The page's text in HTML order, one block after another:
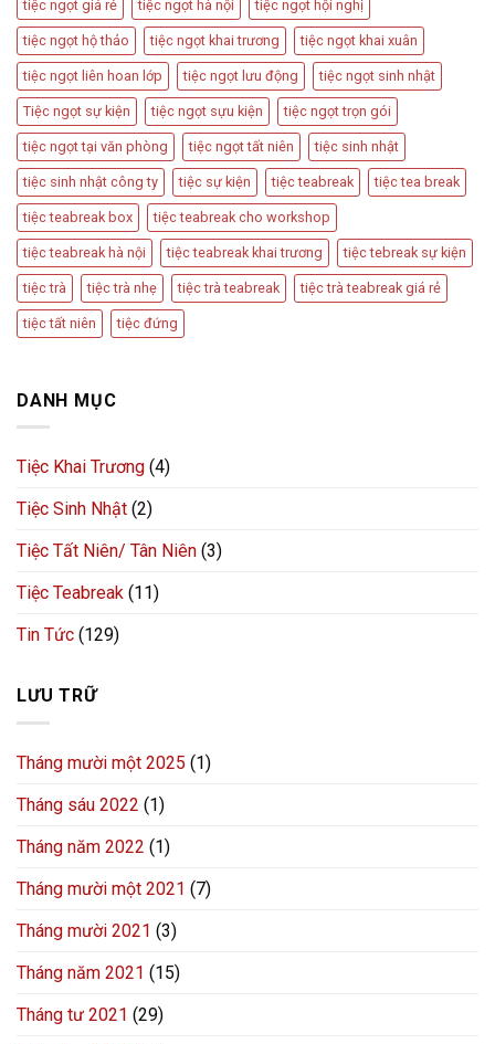
tiệc ngọt giá rẻ tiệc ngọt hà nội tiệc ngọt hội nghị
tiệc ngọt hộ thảo tiệc ngọt khai trương tiệc ngọt khai xuân
tiệc ngọt liên hoan lớp tiệc ngọt lưu động tiệc ngọt sinh nhật
Tiệc ngọt sự kiện tiệc ngọt sựu kiện tiệc ngọt trọn gói
tiệc ngọt tại văn phòng tiệc ngọt tất niên tiệc sinh nhật
tiệc sinh nhật công ty tiệc sự kiện tiệc teabreak tiệc tea break
tiệc teabreak box tiệc teabreak cho workshop
tiệc teabreak hà nội tiệc teabreak khai trương tiệc tebreak sự kiện
tiệc trà tiệc trà nhẹ tiệc trà teabreak tiệc trà teabreak giá rẻ
tiệc tất niên tiệc đứng
DANH MỤC
Tiệc Khai Trương (4)
Tiệc Sinh Nhật (2)
Tiệc Tất Niên/ Tân Niên (3)
Tiệc Teabreak (11)
Tin Tức (129)
LƯU TRỮ
Tháng mười một 2025 (1)
Tháng sáu 2022 (1)
Tháng năm 2022 (1)
Tháng mười một 2021 (7)
Tháng mười 2021 (3)
Tháng năm 2021 (15)
Tháng tư 2021 (29)